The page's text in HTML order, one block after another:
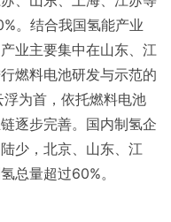
。结合我国氢能产业
业主要集中在山东、江
燃料电池研发与示范的
为首，依托燃料电池
逐步完善。国内制氢企
少，北京、山东、江
总量超过60%。